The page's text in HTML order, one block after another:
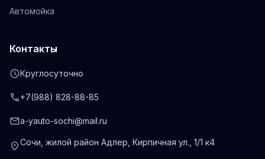
Автомойка
Контакты
scheduleКруглосуточно
phone+7(988) 828-88-85
maila-yauto-sochi@mail.ru
location_onСочи, жилой район Адлер, Кирпичная ул., 1/1 к4